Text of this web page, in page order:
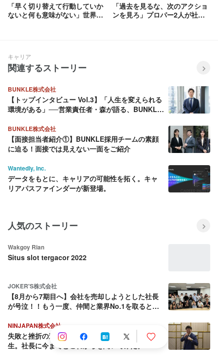
「早く切り替えて行動していか
ないと何も意味がない」世界2
「過去を見るな、次のアクショ
ンを見ろ」プロパー2人が社内1
キャリア
関連するストーリー
BUNKLE株式会社
【トップインタビュー Vol.3】「人生を変えられる
環境がある」──営業責任者・森が語る、BUNKLE
BUNKLE株式会社
【面接担当者紹介①】BUNKLE採用チームの素顔
に迫る！面接では見えない一面をご紹介
Wantedly, Inc.
データをもとに、キャリアの可能性を拓く。キャ
リアパスファインダーが新登場。
人気のストーリー
Wakgoy Rian
Situs slot tergacor 2022
JOKER'S株式会社
【8月から7期目へ】会社を売却しようとした社長
が号泣！！もう一度、仲間と業界No.1を取ると決
NINJAPAN株式会社
失敗と挫折の連続から這い上がり続ける壮絶な人
生。社長に今までとこれからを聞いてみた。